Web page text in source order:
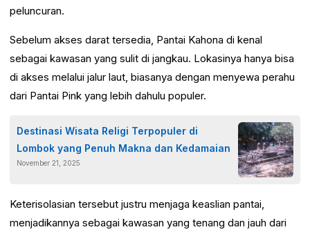
peluncuran.
Sebelum akses darat tersedia, Pantai Kahona di kenal
sebagai kawasan yang sulit di jangkau. Lokasinya hanya bisa
di akses melalui jalur laut, biasanya dengan menyewa perahu
dari Pantai Pink yang lebih dahulu populer.
Destinasi Wisata Religi Terpopuler di
Lombok yang Penuh Makna dan Kedamaian
November 21, 2025
Keterisolasian tersebut justru menjaga keaslian pantai,
menjadikannya sebagai kawasan yang tenang dan jauh dari